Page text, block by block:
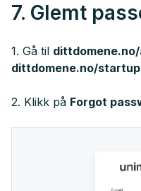
7. Glemt
1. Gå til dittdomene.no/
dittdomene.no/startup
2. Klikk på Forgot